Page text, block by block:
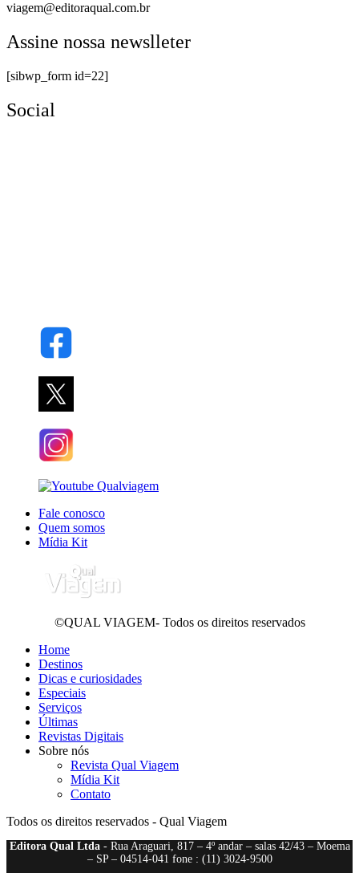
viagem@editoraqual.com.br
Assine nossa newslleter
[sibwp_form id=22]
Social
Fale conosco
Quem somos
Mídia Kit
©QUAL VIAGEM- Todos os direitos reservados
Home
Destinos
Dicas e curiosidades
Especiais
Serviços
Últimas
Revistas Digitais
Sobre nós
Revista Qual Viagem
Mídia Kit
Contato
Todos os direitos reservados - Qual Viagem
Editora Qual Ltda- Rua Araguari, 817 – 4º andar – salas 42/43 – Moema
– SP – 04514-041 fone : (11) 3024-9500